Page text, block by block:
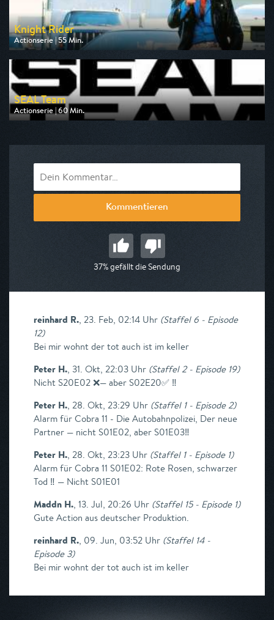
Knight Rider
Actionserie | 55 Min.
Ausgestrahlt von Pro 7 Maxx
am 08.08.2026, 15:50
SEAL Team
Actionserie | 60 Min.
Ausgestrahlt von Kabel 1
Kommentieren
37% gefällt die Sendung
reinhard R., 23. Feb, 02:14 Uhr (Staffel 6 - Episode
12)
Bei mir wohnt der tot auch ist im keller
Peter H., 31. Okt, 22:03 Uhr (Staffel 2 - Episode 19)
Nicht S20E02 ❌— aber S02E20✅ ‼️
Peter H., 28. Okt, 23:29 Uhr (Staffel 1 - Episode 2)
Alarm für Cobra 11 - Die Autobahnpolizei, Der neue
Partner — nicht S01E02, aber S01E03‼️
Peter H., 28. Okt, 23:23 Uhr (Staffel 1 - Episode 1)
Alarm für Cobra 11 S01E02: Rote Rosen, schwarzer
Tod ‼️ — Nicht S01E01
Maddn H., 13. Jul, 20:26 Uhr (Staffel 15 - Episode 1)
Gute Action aus deutscher Produktion.
reinhard R., 09. Jun, 03:52 Uhr (Staffel 14 -
Episode 3)
Bei mir wohnt der tot auch ist im keller